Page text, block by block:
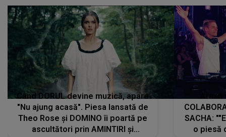
Când DORUL devine muzică, apare
"Nu ajung acasă". Piesa lansată de
Theo Rose și DOMINO îi poartă pe
ascultători prin AMINTIRI și
SACHA:
o piesă